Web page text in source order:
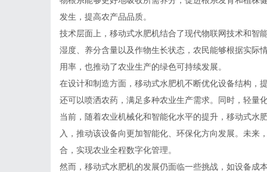
发生，提高农产品品质。
技术层面上，移动式水肥机结合了现代物联网技术和智
湿度、养分含量以及作物生长状态，农民能够根据实际
用率，也推动了农业生产的绿色可持续发展。
在设计和制造方面，移动式水肥机不断优化设备结构，
还可以喷洒农药，满足多种农业生产需求。同时，轻量
当前，随着农业机械化和智能化水平的提升，移动式水
入，推动该设备向更加智能化、环保化方向发展。未
合，实现农业全程数字化管理。
然而，移动式水肥机的发展仍面临一些挑战，如设备成